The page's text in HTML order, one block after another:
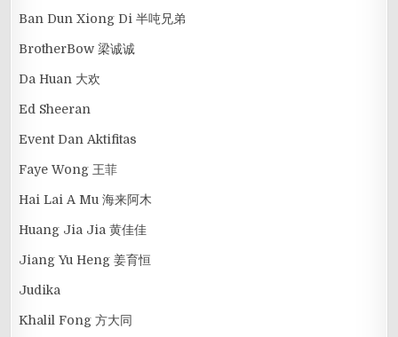
Ban Dun Xiong Di 半吨兄弟
BrotherBow 梁诚诚
Da Huan 大欢
Ed Sheeran
Event Dan Aktifitas
Faye Wong 王菲
Hai Lai A Mu 海来阿木
Huang Jia Jia 黄佳佳
Jiang Yu Heng 姜育恒
Judika
Khalil Fong 方大同